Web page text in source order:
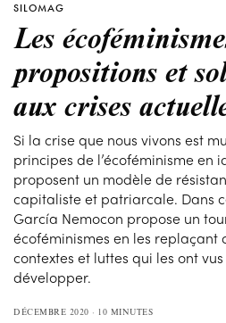
SILOMAG
Les
propositions et
aux crises
Si la crise que nous vivons est
principes de l’écoféminisme en
proposent un modèle de
capitaliste et patriarcale. Dans
García Nemocon propose un
écoféminismes en les replaçant
contextes et luttes qui les ont
développer.
DÉCEMBRE 2020 10 MINUTES